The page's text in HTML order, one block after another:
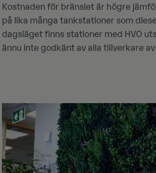
Kostnaden för bränslet är högre
på lika många tankstationer som
dagsläget finns stationer med HVO
ännu inte godkänt av alla tillverkare